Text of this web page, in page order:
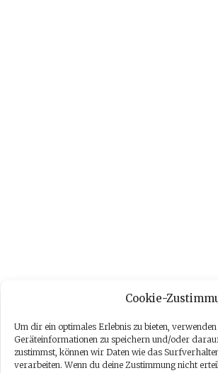
Cookie-
Um dir ein optimales Erlebnis zu bieten,
Geräteinformationen zu speichern und/oder
zustimmst, können wir Daten wie das
verarbeiten. Wenn du deine Zustimmung nicht